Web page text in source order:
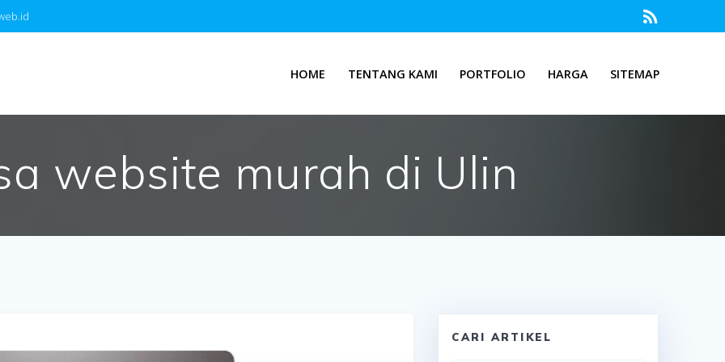
HOME TENTANG KAMI PORTFOLIO HARGA SITEMAP
website murah di Ulin
CARI ARTIKEL